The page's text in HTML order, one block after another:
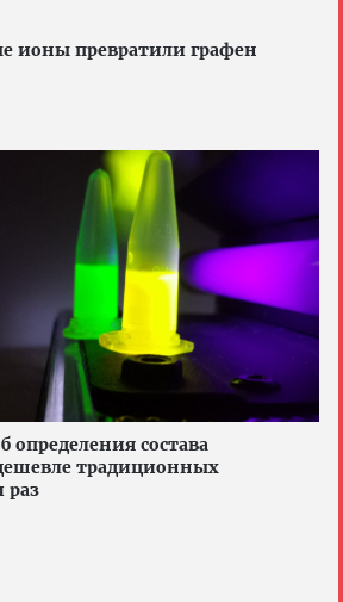
ионы превратили графен
определения состава
традиционных
раз